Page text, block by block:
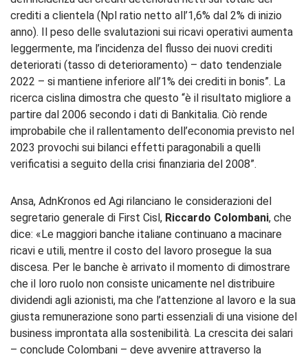
crediti a clientela (Npl ratio netto all’1,6% dal 2% di inizio
anno). Il peso delle svalutazioni sui ricavi operativi aumenta
leggermente, ma l’incidenza del flusso dei nuovi crediti
deteriorati (tasso di deterioramento) – dato tendenziale
2022 – si mantiene inferiore all’1% dei crediti in bonis”. La
ricerca cislina dimostra che questo “è il risultato migliore a
partire dal 2006 secondo i dati di Bankitalia. Ciò rende
improbabile che il rallentamento dell’economia previsto nel
2023 provochi sui bilanci effetti paragonabili a quelli
verificatisi a seguito della crisi finanziaria del 2008”.
Ansa, AdnKronos ed Agi rilanciano le considerazioni del
segretario generale di First Cisl, Riccardo Colombani, che
dice: «Le maggiori banche italiane continuano a macinare
ricavi e utili, mentre il costo del lavoro prosegue la sua
discesa. Per le banche è arrivato il momento di dimostrare
che il loro ruolo non consiste unicamente nel distribuire
dividendi agli azionisti, ma che l’attenzione al lavoro e la sua
giusta remunerazione sono parti essenziali di una visione del
business improntata alla sostenibilità. La crescita dei salari
– conclude Colombani – deve avvenire attraverso la